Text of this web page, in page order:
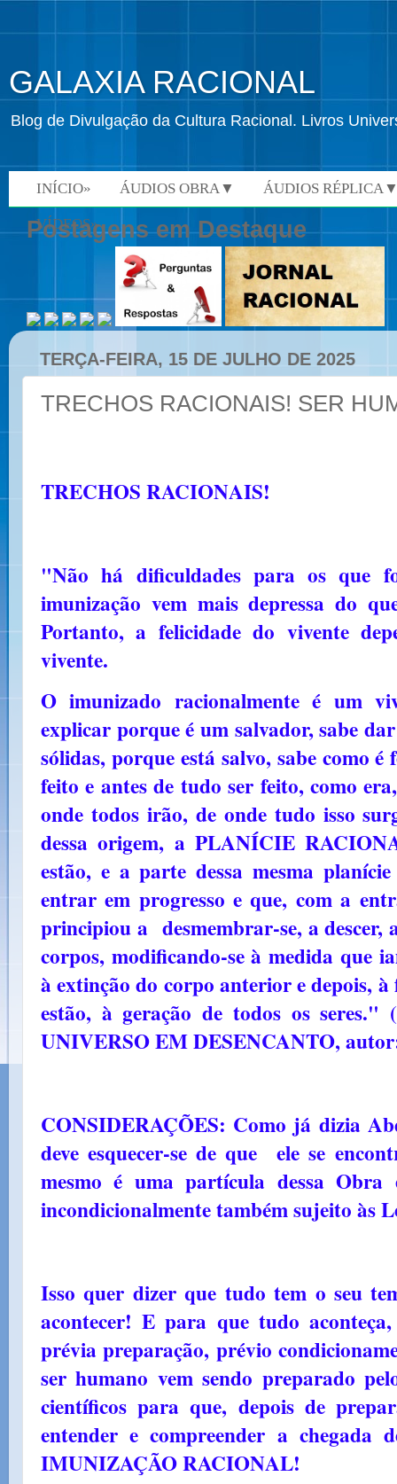
GALAXIA RACIONAL
Blog de Divulgação da Cultura Racional. Livros
INÍCIO» ÁUDIOS OBRA▼ ÁUDIOS
VÍDEOS»
Postagens em Destaque
TERÇA-FEIRA, 15 DE JULHO DE 2025
TRECHOS RACIONAIS! SER
TRECHOS RACIONAIS!
"Não há dificuldades para os que
imunização vem mais depressa do
Portanto, a felicidade do vivente
vivente.
O imunizado racionalmente é um
explicar porque é um salvador, sabe
sólidas, porque está salvo, sabe como
feito e antes de tudo ser feito, como
onde todos irão, de onde tudo isso
dessa origem, a PLANÍCIE
estão, e a parte dessa mesma
entrar em progresso e que, com a
principiou a desmembrar-se, a
corpos, modificando-se à medida que
à extinção do corpo anterior e depois, à
estão, à geração de todos os seres."
UNIVERSO EM DESENCANTO,
CONSIDERAÇÕES: Como já dizia
deve esquecer-se de que ele se
mesmo é uma partícula dessa
incondicionalmente também sujeito às
Isso quer dizer que tudo tem o seu
acontecer! E para que tudo
prévia preparação, prévio
ser humano vem sendo preparado
científicos para que, depois de
entender e compreender a
IMUNIZAÇÃO RACIONAL!